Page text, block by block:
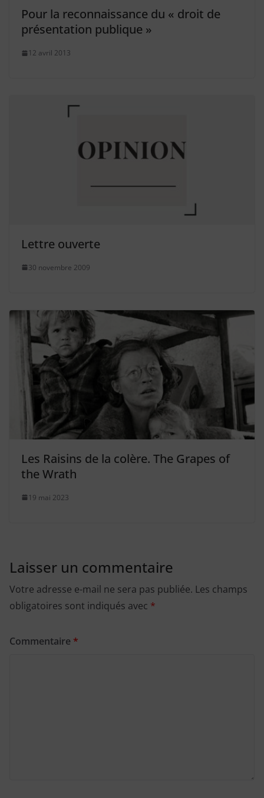
Pour la reconnaissance du « droit de
présentation publique »
12 avril 2013
Lettre ouverte
30 novembre 2009
Les Raisins de la colère. The Grapes of
the Wrath
19 mai 2023
Laisser un commentaire
Votre adresse e-mail ne sera pas publiée. Les champs
obligatoires sont indiqués avec *
Commentaire *